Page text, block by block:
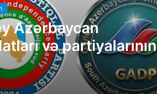
Azərbaycan
və partiyalarının